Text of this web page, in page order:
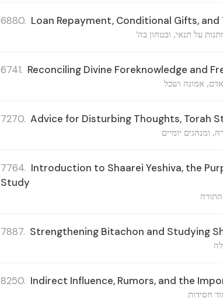
6880. Loan Repayment, Conditional Gifts,
על תנאי, ובטחון בה'
6741. Reconciling Divine Foreknowledge and
אמונה ושכל
7270. Advice for Disturbing Thoughts, Torah
ומנהגים יומיים
7764. Introduction to Shaarei Yeshiva, the
Study
7887. Strengthening Bitachon and Studying
8250. Indirect Influence, Rumors, and the
חסידות